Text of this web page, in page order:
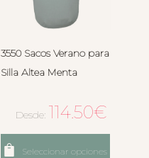
3550 Sacos Verano para
Silla Altea Menta
Desde: 114.50€
Seleccionar opciones